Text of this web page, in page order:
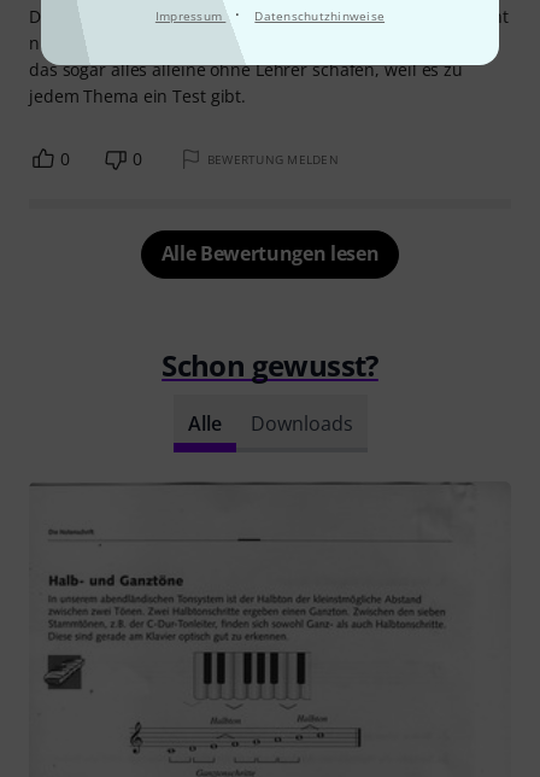
Impressum · Datenschutzhinweise
Das Buch ist sehr gut für jeden, der Instrumental Unterricht
nimmt und keine Zeit für Theorie hat. Zuhause kann man
das sogar alles alleine ohne Lehrer schafen, weil es zu
jedem Thema ein Test gibt.
0 0 BEWERTUNG MELDEN
Alle Bewertungen lesen
Schon gewusst?
Alle Downloads